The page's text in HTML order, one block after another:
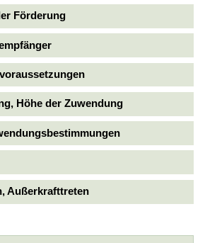
Förderung
Höhe der Zuwendung
Außerkrafttreten